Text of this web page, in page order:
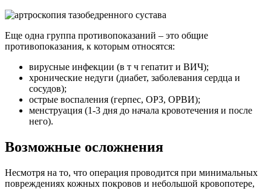
Еще одна группа противопоказаний – это общие
противопоказания, к которым относятся:
вирусные инфекции (в т ч гепатит и ВИЧ);
хронические недуги (диабет, заболевания сердца и
сосудов);
острые воспаления (герпес, ОРЗ, ОРВИ);
менструация (1-3 дня до начала кровотечения и после
него).
Возможные осложнения
Несмотря на то, что операция проводится при минимальных
повреждениях кожных покровов и небольшой кровопотере,